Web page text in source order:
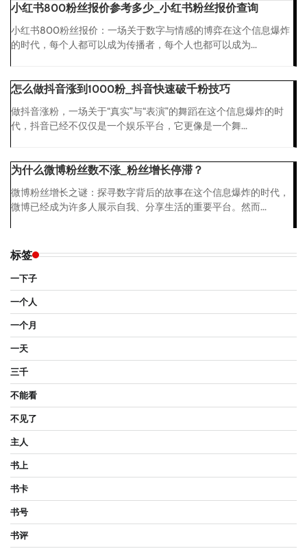
小红书800粉丝报价参考多少_小红书粉丝报价查询
小红书800粉丝报价：一场关于数字与情感的博弈在这个信息爆炸
的时代，每个人都可以成为传播者，每个人也都可以成为...
怎么做抖音涨到1000粉_抖音快速破千粉技巧
做抖音涨粉，一场关于“真实”与“表演”的舞蹈在这个信息爆炸的时
代，抖音已经不仅仅是一个娱乐平台，它更像是一个舞...
为什么微博粉丝数不涨_粉丝增长停滞？
微博粉丝增长之谜：探寻数字背后的故事在这个信息爆炸的时代，
微博已经成为许多人展示自我、分享生活的重要平台。然而...
标签
一下子
一个人
一个月
一天
三千
不能看
不见了
主人
书上
书卡
书号
书评